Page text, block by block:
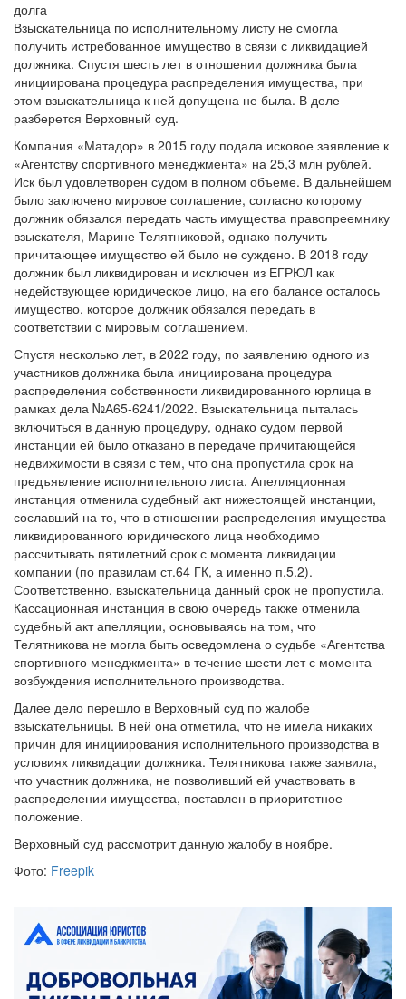
Взыскательница по исполнительному листу не смогла
получить истребованное имущество в связи с ликвидацией
должника. Спустя шесть лет в отношении должника была
инициирована процедура распределения имущества, при
этом взыскательница к ней допущена не была. В деле
разберется Верховный суд.
Компания «Матадор» в 2015 году подала исковое заявление к
«Агентству спортивного менеджмента» на 25,3 млн рублей.
Иск был удовлетворен судом в полном объеме. В дальнейшем
было заключено мировое соглашение, согласно которому
должник обязался передать часть имущества правопреемнику
взыскателя, Марине Телятниковой, однако получить
причитающее имущество ей было не суждено. В 2018 году
должник был ликвидирован и исключен из ЕГРЮЛ как
недействующее юридическое лицо, на его балансе осталось
имущество, которое должник обязался передать в
соответствии с мировым соглашением.
Спустя несколько лет, в 2022 году, по заявлению одного из
участников должника была инициирована процедура
распределения собственности ликвидированного юрлица в
рамках дела №А65-6241/2022. Взыскательница пыталась
включиться в данную процедуру, однако судом первой
инстанции ей было отказано в передаче причитающейся
недвижимости в связи с тем, что она пропустила срок на
предъявление исполнительного листа. Апелляционная
инстанция отменила судебный акт нижестоящей инстанции,
сославший на то, что в отношении распределения имущества
ликвидированного юридического лица необходимо
рассчитывать пятилетний срок с момента ликвидации
компании (по правилам ст.64 ГК, а именно п.5.2).
Соответственно, взыскательница данный срок не пропустила.
Кассационная инстанция в свою очередь также отменила
судебный акт апелляции, основываясь на том, что
Телятникова не могла быть осведомлена о судьбе «Агентства
спортивного менеджмента» в течение шести лет с момента
возбуждения исполнительного производства.
Далее дело перешло в Верховный суд по жалобе
взыскательницы. В ней она отметила, что не имела никаких
причин для инициирования исполнительного производства в
условиях ликвидации должника. Телятникова также заявила,
что участник должника, не позволивший ей участвовать в
распределении имущества, поставлен в приоритетное
положение.
Верховный суд рассмотрит данную жалобу в ноябре.
Фото: Freepik